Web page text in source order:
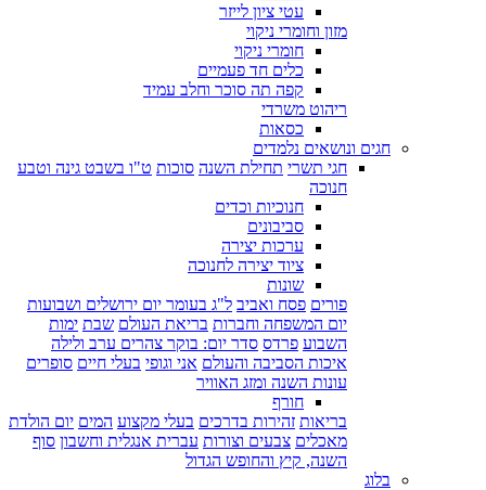
עטי ציון לייזר
מזון וחומרי ניקוי
חומרי ניקוי
כלים חד פעמיים
קפה תה סוכר וחלב עמיד
ריהוט משרדי
כסאות
חגים ונושאים נלמדים
חגי תשרי תחילת השנה סוכות ט"ו בשבט גינה וטבע
חנוכה
חנוכיות וכדים
סביבונים
ערכות יצירה
ציוד יצירה לחנוכה
שונות
פורים פסח ואביב ל"ג בעומר יום ירושלים ושבועות
יום המשפחה וחברות בריאת העולם שבת ימות
השבוע פרדס סדר יום: בוקר צהרים ערב ולילה
איכות הסביבה והעולם אני וגופי בעלי חיים סופרים
עונות השנה ומזג האוויר
חורף
בריאות זהירות בדרכים בעלי מקצוע המים יום הולדת
מאכלים צבעים וצורות עברית אנגלית וחשבון סוף
השנה, קיץ והחופש הגדול
בלוג